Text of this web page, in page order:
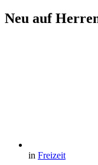
Neu auf
in Freizeit